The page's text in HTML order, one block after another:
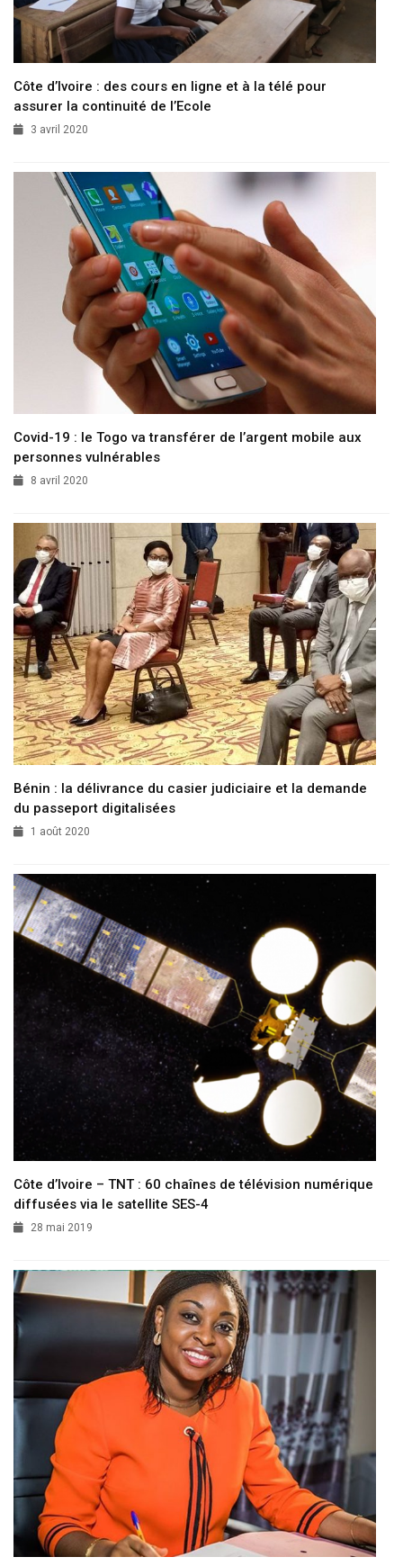
Côte d’Ivoire : des cours en ligne et à la télé pour
assurer la continuité de l’Ecole
3 avril 2020
Covid-19 : le Togo va transférer de l’argent mobile aux
personnes vulnérables
8 avril 2020
Bénin : la délivrance du casier judiciaire et la demande
du passeport digitalisées
1 août 2020
Côte d’Ivoire – TNT : 60 chaînes de télévision numérique
diffusées via le satellite SES-4
28 mai 2019